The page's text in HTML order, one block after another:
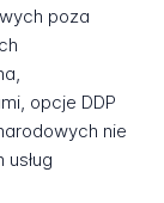
poza
opcje DDP
nie